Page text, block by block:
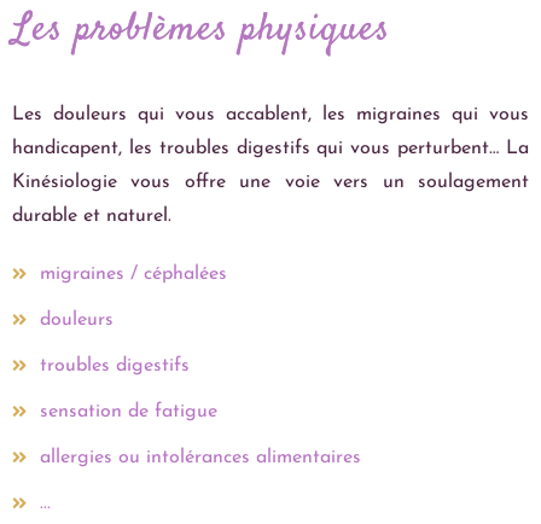
Les problèmes physiques
Les douleurs qui vous accablent, les migraines qui vous
handicapent, les troubles digestifs qui vous perturbent… La
Kinésiologie vous offre une voie vers un soulagement
durable et naturel.
migraines / céphalées
douleurs
troubles digestifs
sensation de fatigue
allergies ou intolérances alimentaires
...